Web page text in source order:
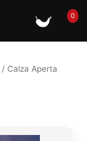
🛒0
/ Calza Aperta
In